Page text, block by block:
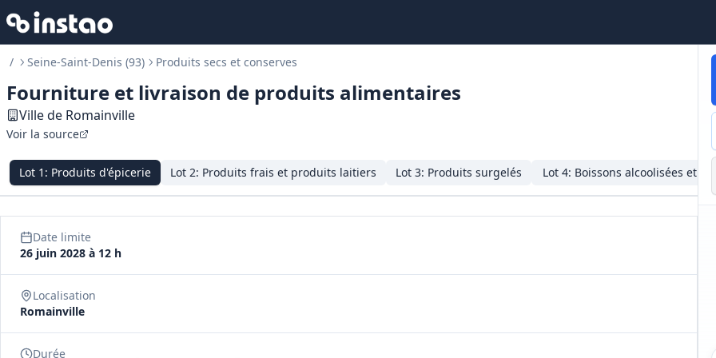
/ Seine-Saint-Denis (93) Produits secs et conserves
Fourniture et livraison de produits alimentaires
Ville de Romainville
Voir la source
Lot 1 : Produits d'épicerie Lot 2: Produits frais et produits laitiers Lot 3: Produits surgelés Lot 4: Boissons alcoolisées et
Date limite
26 juin 2028 à 12 h
Localisation
Romainville
Durée